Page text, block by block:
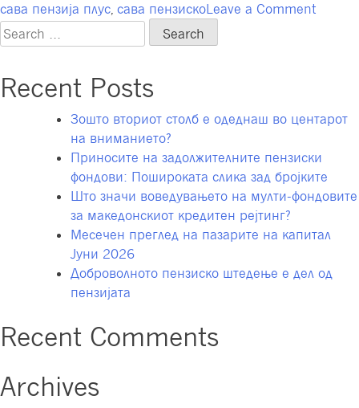
сава пензија плус сава пензискоLeave a Commenton
место
Search
for:
Recent Posts
Зошто вториот столб е одеднаш во центарот
на вниманието?
Приносите на задолжителните пензиски
фондови: Пошироката слика зад бројките
Што значи воведувањето на мулти-фондовите
за македонскиот кредитен рејтинг?
Месечен преглед на пазарите на капитал
Јуни 2026
Доброволното пензиско штедење е дел од
пензијата
Recent Comments
Archives